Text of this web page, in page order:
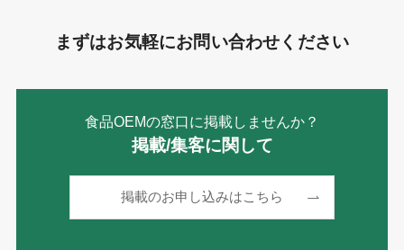
まずはお気軽にお問い合わせください
食品OEMの窓口に掲載しませんか？
掲載/集客に関して
掲載のお申し込みはこちら